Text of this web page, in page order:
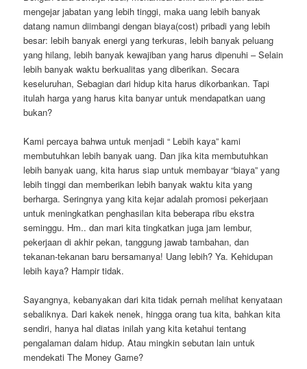
mengejar jabatan yang lebih tinggi, maka uang lebih banyak
datang namun diimbangi dengan biaya(cost) pribadi yang lebih
besar: lebih banyak energi yang terkuras, lebih banyak peluang
yang hilang, lebih banyak kewajiban yang harus dipenuhi – Selain
lebih banyak waktu berkualitas yang diberikan. Secara
keseluruhan, Sebagian dari hidup kita harus dikorbankan. Tapi
itulah harga yang harus kita banyar untuk mendapatkan uang
bukan?
Kami percaya bahwa untuk menjadi “ Lebih kaya” kami
membutuhkan lebih banyak uang. Dan jika kita membutuhkan
lebih banyak uang, kita harus siap untuk membayar “biaya” yang
lebih tinggi dan memberikan lebih banyak waktu kita yang
berharga. Seringnya yang kita kejar adalah promosi pekerjaan
untuk meningkatkan penghasilan kita beberapa ribu ekstra
seminggu. Hm.. dan mari kita tingkatkan juga jam lembur,
pekerjaan di akhir pekan, tanggung jawab tambahan, dan
tekanan-tekanan baru bersamanya! Uang lebih? Ya. Kehidupan
lebih kaya? Hampir tidak.
Sayangnya, kebanyakan dari kita tidak pernah melihat kenyataan
sebaliknya. Dari kakek nenek, hingga orang tua kita, bahkan kita
sendiri, hanya hal diatas inilah yang kita ketahui tentang
pengalaman dalam hidup. Atau mingkin sebutan lain untuk
mendekati The Money Game?